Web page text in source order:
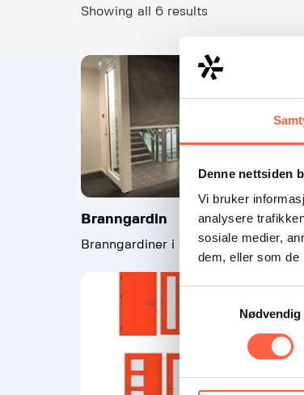
Denne nettsiden
Vi bruker
analysere
sosiale medier,
dem, eller som de
Nødvendig
Showing all 6 results
Branngardin
Branngardiner i ulike brannklasser.